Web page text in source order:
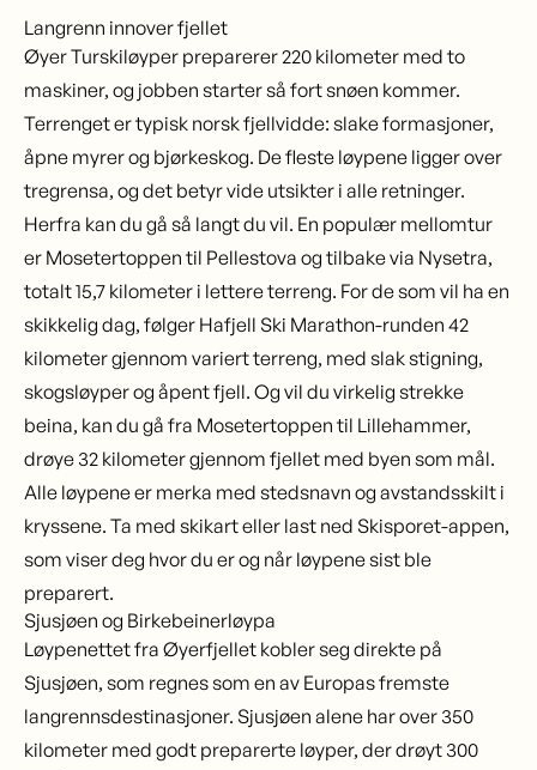
Langrenn innover fjellet
Øyer Turskiløyper preparerer 220 kilometer med to
maskiner, og jobben starter så fort snøen kommer.
Terrenget er typisk norsk fjellvidde: slake formasjoner,
åpne myrer og bjørkeskog. De fleste løypene ligger over
tregrensa, og det betyr vide utsikter i alle retninger.
Herfra kan du gå så langt du vil. En populær mellomtur
er Mosetertoppen til Pellestova og tilbake via Nysetra,
totalt 15,7 kilometer i lettere terreng. For de som vil ha en
skikkelig dag, følger Hafjell Ski Marathon-runden 42
kilometer gjennom variert terreng, med slak stigning,
skogsløyper og åpent fjell. Og vil du virkelig strekke
beina, kan du gå fra Mosetertoppen til Lillehammer,
drøye 32 kilometer gjennom fjellet med byen som mål.
Alle løypene er merka med stedsnavn og avstandsskilt i
kryssene. Ta med skikart eller last ned Skisporet-appen,
som viser deg hvor du er og når løypene sist ble
preparert.
Sjusjøen og Birkebeinerløypa
Løypenettet fra Øyerfjellet kobler seg direkte på
Sjusjøen, som regnes som en av Europas fremste
langrennsdestinasjoner. Sjusjøen alene har over 350
kilometer med godt preparerte løyper, der drøyt 300